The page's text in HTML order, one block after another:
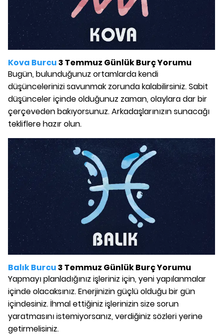
Kova Burcu 3 Temmuz Günlük Burç Yorumu
Bugün, bulunduğunuz ortamlarda kendi
düşüncelerinizi savunmak zorunda kalabilirsiniz. Sabit
düşünceler içinde olduğunuz zaman, olaylara dar bir
çerçeveden bakıyorsunuz. Arkadaşlarınızın sunacağı
tekliflere hazır olun.
Balık Burcu 3 Temmuz Günlük Burç Yorumu
Yapmayı planladığınız işleriniz için, yeni yapılanmalar
içinde olacaksınız. Enerjinizin güçlü olduğu bir gün
içindesiniz. İhmal ettiğiniz işlerinizin size sorun
yaratmasını istemiyorsanız, verdiğiniz sözleri yerine
getirmelisiniz.